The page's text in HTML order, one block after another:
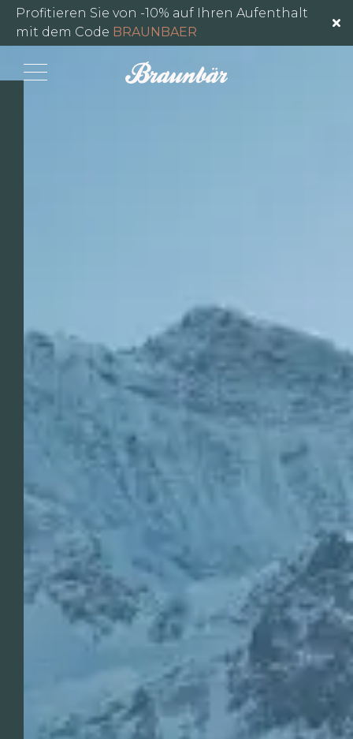
Profitieren Sie von -10% auf Ihren Aufenthalt
mit dem Code BRAUNBAER
Destination Wengen